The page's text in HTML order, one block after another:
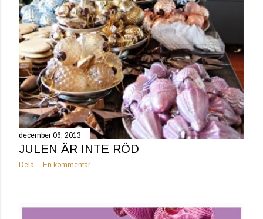
december 06, 2013
JULEN ÄR INTE RÖD
Dela En kommentar